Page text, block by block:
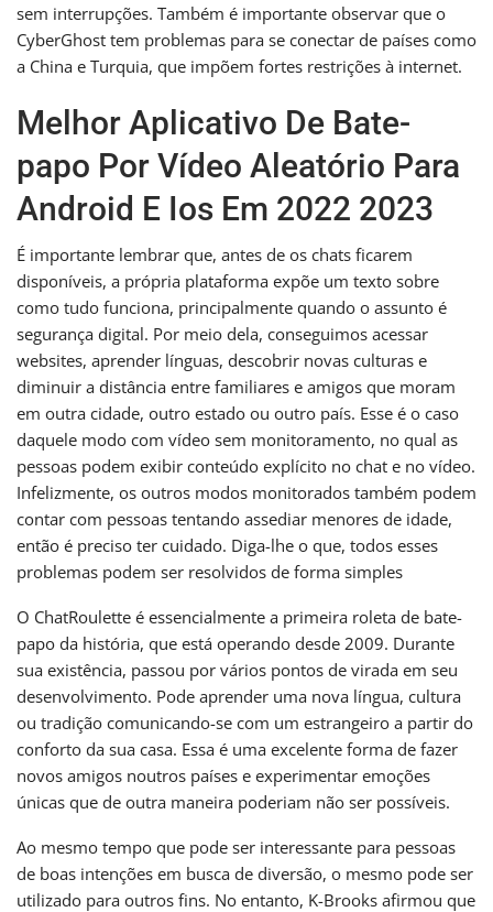
sem interrupções. Também é importante observar que o
CyberGhost tem problemas para se conectar de países como
a China e Turquia, que impõem fortes restrições à internet.
Melhor Aplicativo De Bate-
papo Por Vídeo Aleatório Para
Android E Ios Em 2022 2023
É importante lembrar que, antes de os chats ficarem
disponíveis, a própria plataforma expõe um texto sobre
como tudo funciona, principalmente quando o assunto é
segurança digital. Por meio dela, conseguimos acessar
websites, aprender línguas, descobrir novas culturas e
diminuir a distância entre familiares e amigos que moram
em outra cidade, outro estado ou outro país. Esse é o caso
daquele modo com vídeo sem monitoramento, no qual as
pessoas podem exibir conteúdo explícito no chat e no vídeo.
Infelizmente, os outros modos monitorados também podem
contar com pessoas tentando assediar menores de idade,
então é preciso ter cuidado. Diga-lhe o que, todos esses
problemas podem ser resolvidos de forma simples
O ChatRoulette é essencialmente a primeira roleta de bate-
papo da história, que está operando desde 2009. Durante
sua existência, passou por vários pontos de virada em seu
desenvolvimento. Pode aprender uma nova língua, cultura
ou tradição comunicando-se com um estrangeiro a partir do
conforto da sua casa. Essa é uma excelente forma de fazer
novos amigos noutros países e experimentar emoções
únicas que de outra maneira poderiam não ser possíveis.
Ao mesmo tempo que pode ser interessante para pessoas
de boas intenções em busca de diversão, o mesmo pode ser
utilizado para outros fins. No entanto, K-Brooks afirmou que